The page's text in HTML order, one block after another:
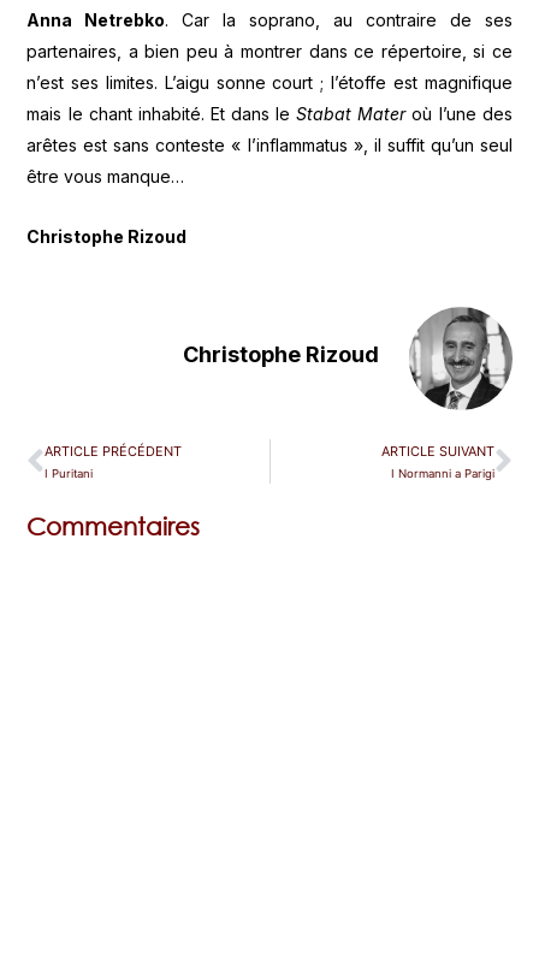
Anna Netrebko. Car la soprano, au contraire de ses
partenaires, a bien peu à montrer dans ce répertoire, si ce
n’est ses limites. L’aigu sonne court ; l’étoffe est magnifique
mais le chant inhabité. Et dans leStabat Materoù l’une des
arêtes est sans conteste « l’inflammatus », il suffit qu’un seul
être vous manque…
Christophe Rizoud
Christophe Rizoud
ARTICLE PRÉCÉDENT
I Puritani
ARTICLE SUIVANT
I Normanni a Parigi
Commentaires